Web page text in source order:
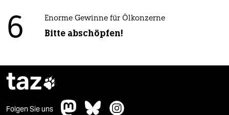
6 Enorme Gewinne für Ölkonzerne
Bitte abschöpfen!
taz
Folgen Sie uns